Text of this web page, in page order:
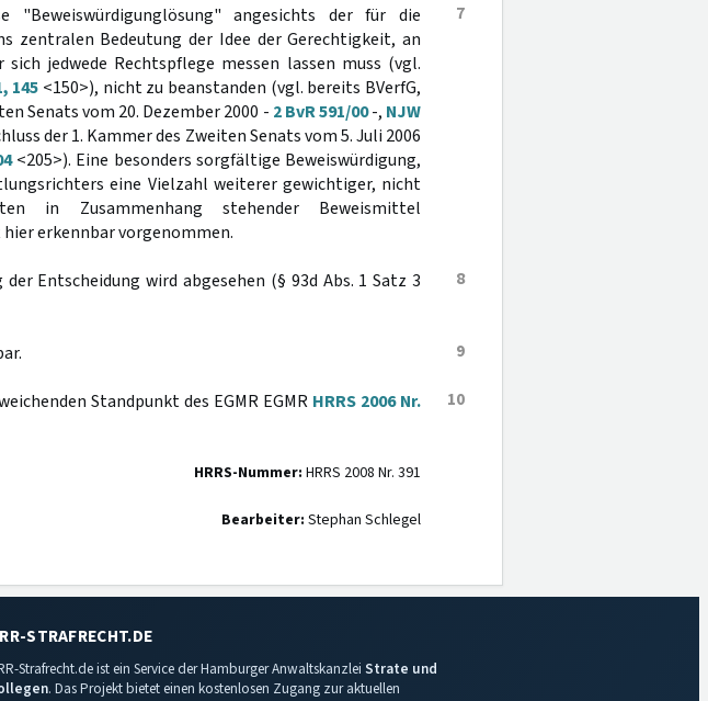
7
"Beweiswürdigunglösung" angesichts der für die
zentralen Bedeutung der Idee der Gerechtigkeit, an
jedwede Rechtspflege messen lassen muss (vgl.
145 <150>), nicht zu beanstanden (vgl. bereits BVerfG,
Senats vom 20. Dezember 2000 - 2 BvR 591/00-, NJW
der 1. Kammer des Zweiten Senats vom 5. Juli 2006
<205>). Eine besonders sorgfältige Beweiswürdigung,
eine Vielzahl weiterer gewichtiger, nicht
in Zusammenhang stehender Beweismittel
erkennbar vorgenommen.
8
Entscheidung wird abgesehen (§ 93d Abs. 1 Satz 3
9
10
Standpunkt des EGMR EGMR HRRS 2006 Nr.
HRRS-Nummer: HRRS 2008 Nr. 391
Bearbeiter: Stephan Schlegel
STRAFRECHT.DE
Strafrecht.de ist ein Service der Hamburger Anwaltskanzlei Strate und
. Das Projekt bietet einen kostenlosen Zugang zur aktuellen